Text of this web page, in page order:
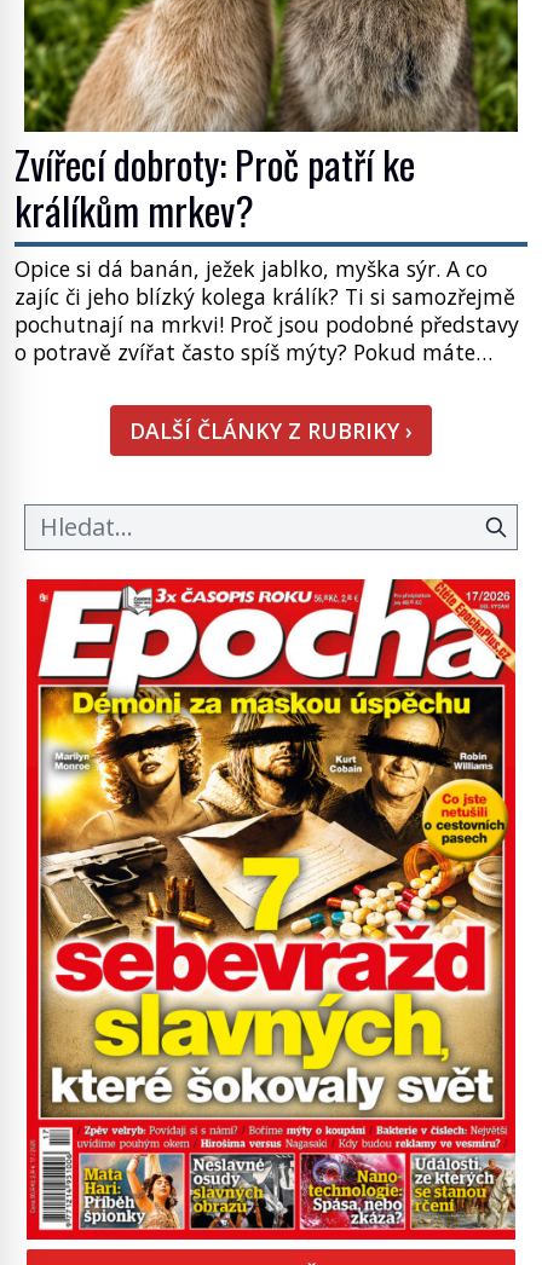
Zvířecí dobroty: Proč patří ke
králíkům mrkev?
Opice si dá banán, ježek jablko, myška sýr. A co
zajíc či jeho blízký kolega králík? Ti si samozřejmě
pochutnají na mrkvi! Proč jsou podobné představy
o potravě zvířat často spíš mýty? Pokud máte
i bude chutnat, ovšem měl by ji mít jen jako
občasný pamlsek. […]DALŠÍ ČLÁNKY Z RUBRIKY ›